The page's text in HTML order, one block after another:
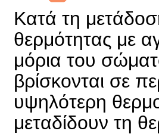
Κατά τη
θερμότητας με
μόρια του
βρίσκονται σε
υψηλότερη
μεταδίδουν τη